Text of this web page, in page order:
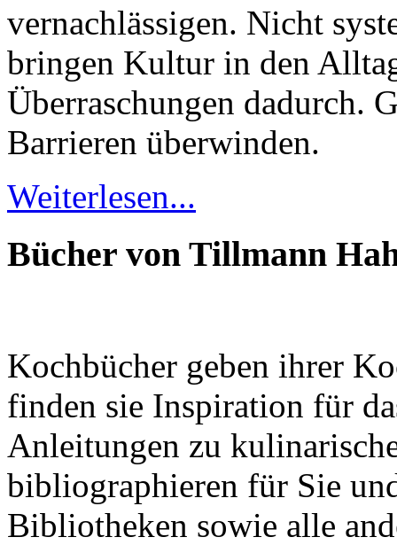
vernachlässigen. Nicht
bringen Kultur in den
Überraschungen dadurch.
Barrieren überwinden.
Weiterlesen...
Bücher von Tillmann
Kochbücher geben ihrer
finden sie Inspiration für
Anleitungen zu
bibliographieren für Sie
Bibliotheken sowie alle